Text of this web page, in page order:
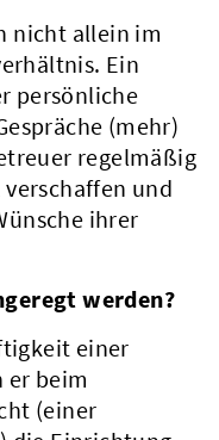
nicht allein im
Ein
persönliche
(mehr)
regelmäßig
und
ihrer
werden?
einer
er beim
(einer